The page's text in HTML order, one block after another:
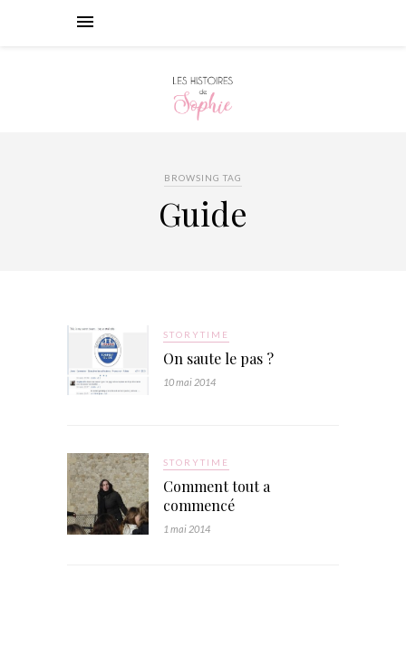
BROWSING TAG
Guide
STORYTIME
On saute le pas ?
10 mai 2014
STORYTIME
Comment tout a
commencé
1 mai 2014